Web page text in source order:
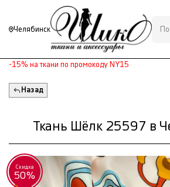
Челябинск
-15% на ткани по промокоду NY15
Назад
Ткань Шёлк 25597 в
Скидка
50%